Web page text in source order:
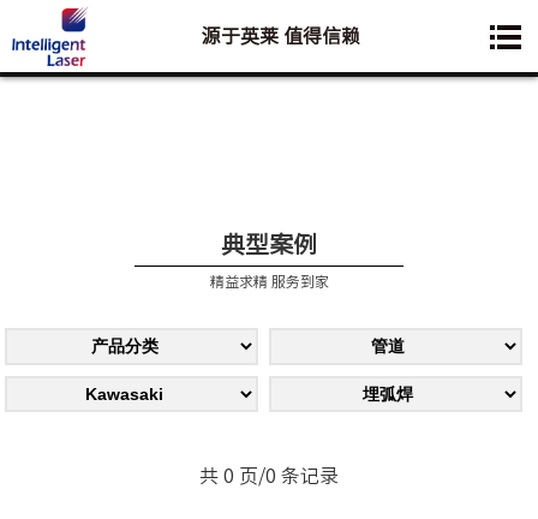
您想要了解的业务是:
源于英莱 值得信赖
典型案例
精益求精 服务到家
共 0 页/0 条记录